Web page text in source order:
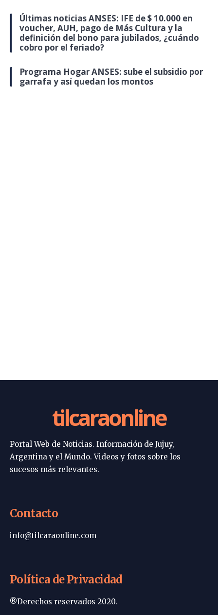
Últimas noticias ANSES: IFE de $ 10.000 en
voucher, AUH, pago de Más Cultura y la
definición del bono para jubilados, ¿cuándo
cobro por el feriado?
Programa Hogar ANSES: sube el subsidio por
garrafa y así quedan los montos
tilcaraonline
Portal Web de Noticias. Información de Jujuy,
Argentina y el Mundo. Videos y fotos sobre los
sucesos más relevantes.
Contacto
info@tilcaraonline.com
Política de Privacidad
®Derechos reservados 2020.